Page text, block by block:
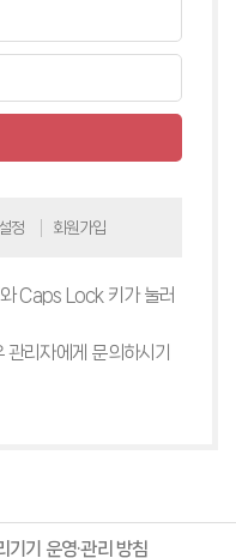
정 회원가입
Caps Lock 키가 눌러
리자에게 문의하시기
기기 운영·관리 방침